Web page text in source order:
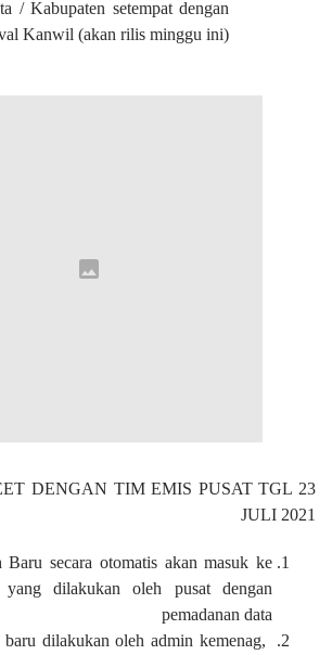
/ Kabupaten setempat dengan
Kanwil (akan rilis minggu ini)
DENGAN TIM EMIS PUSAT TGL 23
JULI 2021
Baru secara otomatis akan masuk ke
dilakukan oleh pusat dengan
pemadanan data
dilakukan oleh admin kemenag,